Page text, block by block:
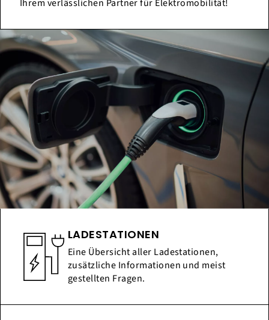
Ihrem verlässlichen Partner für Elektromobilität!
LADESTATIONEN
Eine Übersicht aller Ladestationen,
zusätzliche Informationen und meist
gestellten Fragen.